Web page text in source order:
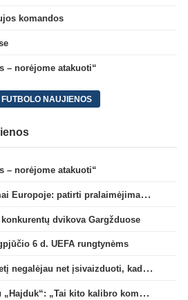
komandos
– norėjome atakuoti“
FUTBOLO NAUJIENOS
– norėjome atakuoti“
Lietuvos klubų pasirodymai Europoje: patirti pralaimėjimai Kroatijos atstovams
dvikova Gargžduose
6 d. UEFA rungtynėms
M. Capanas: „Prieš pusmetį negalėjau net įsivaizduoti, kad žaisime prieš „Hajduk“
A. Skerla prieš dvikovą su „Hajduk“: „Tai kito kalibro komanda“